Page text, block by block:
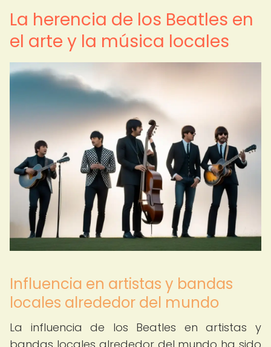
La herencia de los Beatles en
el arte y la música locales
Influencia en artistas y bandas
locales alrededor del mundo
La influencia de los Beatles en artistas y